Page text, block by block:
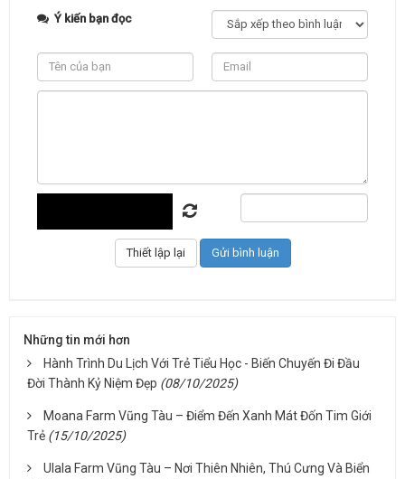
Ý kiến bạn đọc
Những tin mới hơn
Hành Trình Du Lịch Với Trẻ Tiểu Học - Biến Chuyến Đi Đầu
Đời Thành Kỷ Niệm Đẹp (08/10/2025)
Moana Farm Vũng Tàu – Điểm Đến Xanh Mát Đốn Tim Giới
Trẻ (15/10/2025)
Ulala Farm Vũng Tàu – Nơi Thiên Nhiên, Thú Cưng Và Biển